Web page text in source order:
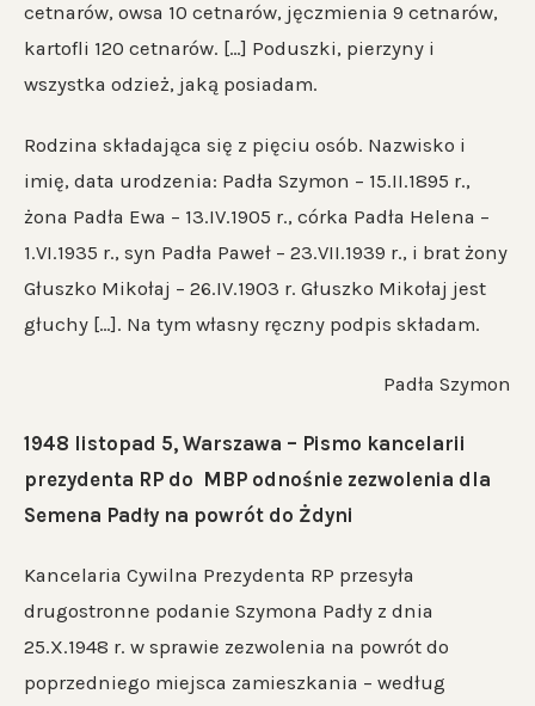
cetnarów, owsa 10 cetnarów, jęczmienia 9 cetnarów,
kartofli 120 cetnarów. […] Poduszki, pierzyny i
wszystka odzież, jaką posiadam.
Rodzina składająca się z pięciu osób. Nazwisko i
imię, data urodzenia: Padła Szymon – 15.II.1895 r.,
żona Padła Ewa – 13.IV.1905 r., córka Padła Helena –
1.VI.1935 r., syn Padła Paweł – 23.VII.1939 r., i brat żony
Głuszko Mikołaj – 26.IV.1903 r. Głuszko Mikołaj jest
głuchy […]. Na tym własny ręczny podpis składam.
Padła Szymon
1948 listopad 5, Warszawa – Pismo kancelarii
prezydenta RP do MBP odnośnie zezwolenia dla
Semena Padły na powrót do Żdyni
Kancelaria Cywilna Prezydenta RP przesyła
drugostronne podanie Szymona Padły z dnia
25.X.1948 r. w sprawie zezwolenia na powrót do
poprzedniego miejsca zamieszkania – według